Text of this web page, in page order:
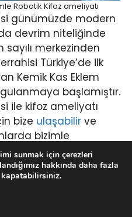
Robotik Kifoz ameliyatı
günümüzde modern
devrim niteliğinde
sayılı merkezinden
Türkiye’de ilk
Kemik Kas Eklem
başlamıştır.
ile kifoz ameliyatı
bize ulaşabilir ve
bizimle
Sorulan
sunmak için çerezleri
hakkında daha fazla
kapatabilirsiniz.